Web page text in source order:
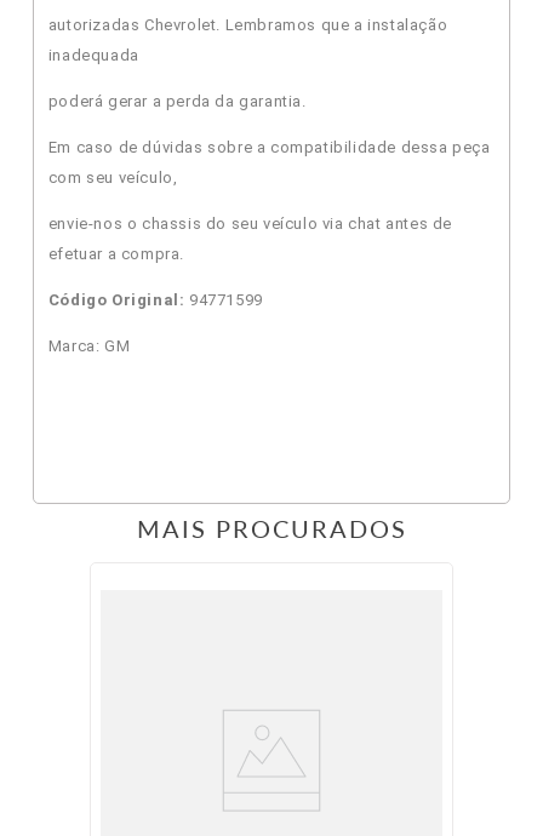
autorizadas Chevrolet. Lembramos que a instalação
inadequada
poderá gerar a perda da garantia.
Em caso de dúvidas sobre a compatibilidade dessa peça
com seu veículo,
envie-nos o chassis do seu veículo via chat antes de
efetuar a compra.
Código Original: 94771599
Marca: GM
MAIS PROCURADOS